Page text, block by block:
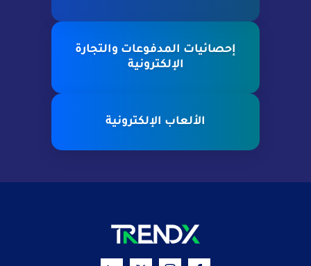
إحصائيات المدفوعات والتجارة
الإلكترونية
الألعاب الإلكترونية